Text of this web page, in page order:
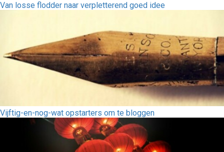
Van losse flodder naar verpletterend goed idee
Vijftig-en-nog-wat opstarters om te bloggen